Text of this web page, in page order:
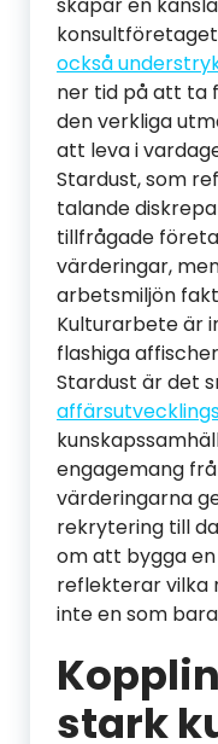
skapar en
också
ner tid på att ta
den verkliga
att leva i
Stardust, som
talande
tillfrågade
värderingar,
arbetsmiljön
Kulturarbete är
flashiga
Stardust är det
engagemang
värderingarna
rekrytering till
om att bygga
reflekterar vilka
inte en som
stark